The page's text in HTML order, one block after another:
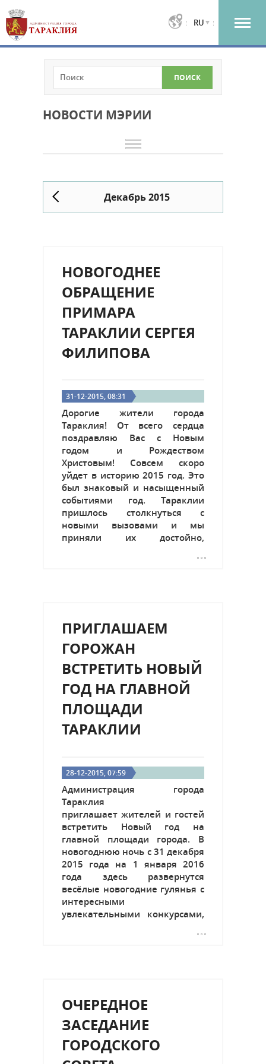
RU
НОВОСТИ МЭРИИ
Декабрь 2015
НОВОГОДНЕЕ
ОБРАЩЕНИЕ
ПРИМАРА
ТАРАКЛИИ СЕРГЕЯ
ФИЛИПОВА
31-12-2015, 08:31
Дорогие жители города
Тараклия! От всего сердца
поздравляю Вас с Новым
годом и Рождеством
Христовым! Совсем скоро
уйдет в историю 2015 год. Это
был знаковый и насыщенный
событиями год. Тараклии
пришлось столкнуться с
новыми вызовами и мы
приняли их достойно,
отстаивать интересы нашего
ПРИГЛАШАЕМ
ГОРОЖАН
ВСТРЕТИТЬ НОВЫЙ
ГОД НА ГЛАВНОЙ
ПЛОЩАДИ
ТАРАКЛИИ
28-12-2015, 07:59
Администрация города
Тараклия
приглашает жителей и гостей
встретить Новый год на
главной площади города. В
новогоднюю ночь с 31 декабря
2015 года на 1 января 2016
года здесь развернутся
весёлые новогодние гулянья с
интересными
увлекательными конкурсами,
сюрпризами. В 23:30 у главной
ОЧЕРЕДНОЕ
ЗАСЕДАНИЕ
ГОРОДСКОГО